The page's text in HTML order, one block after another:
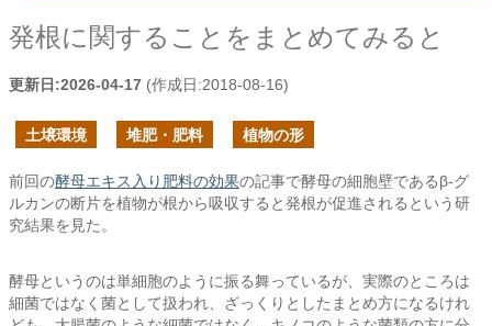
発根に関することをまとめてみると
更新日:2026-04-17 (作成日:2018-08-16)
土壌環境 堆肥・肥料 植物の形
前回の酵母エキス入り肥料の効果の記事で酵母の細胞壁であるβ-グ
ルカンの断片を植物が根から吸収すると発根が促進されるという研
究結果を見た。
酵母というのは単細胞のように振る舞っているが、実際のところは
細菌ではなく菌として扱われ、ざっくりとしたまとめ方になるけれ